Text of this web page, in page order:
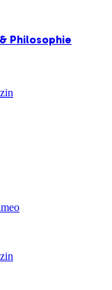
Philosophie